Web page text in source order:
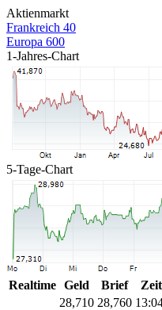
Aktienmarkt
Frankreich 40
Europa 600
1-Jahres-Chart
5-Tage-Chart
Realtime Geld Brief
Zeit
28,710 28,760